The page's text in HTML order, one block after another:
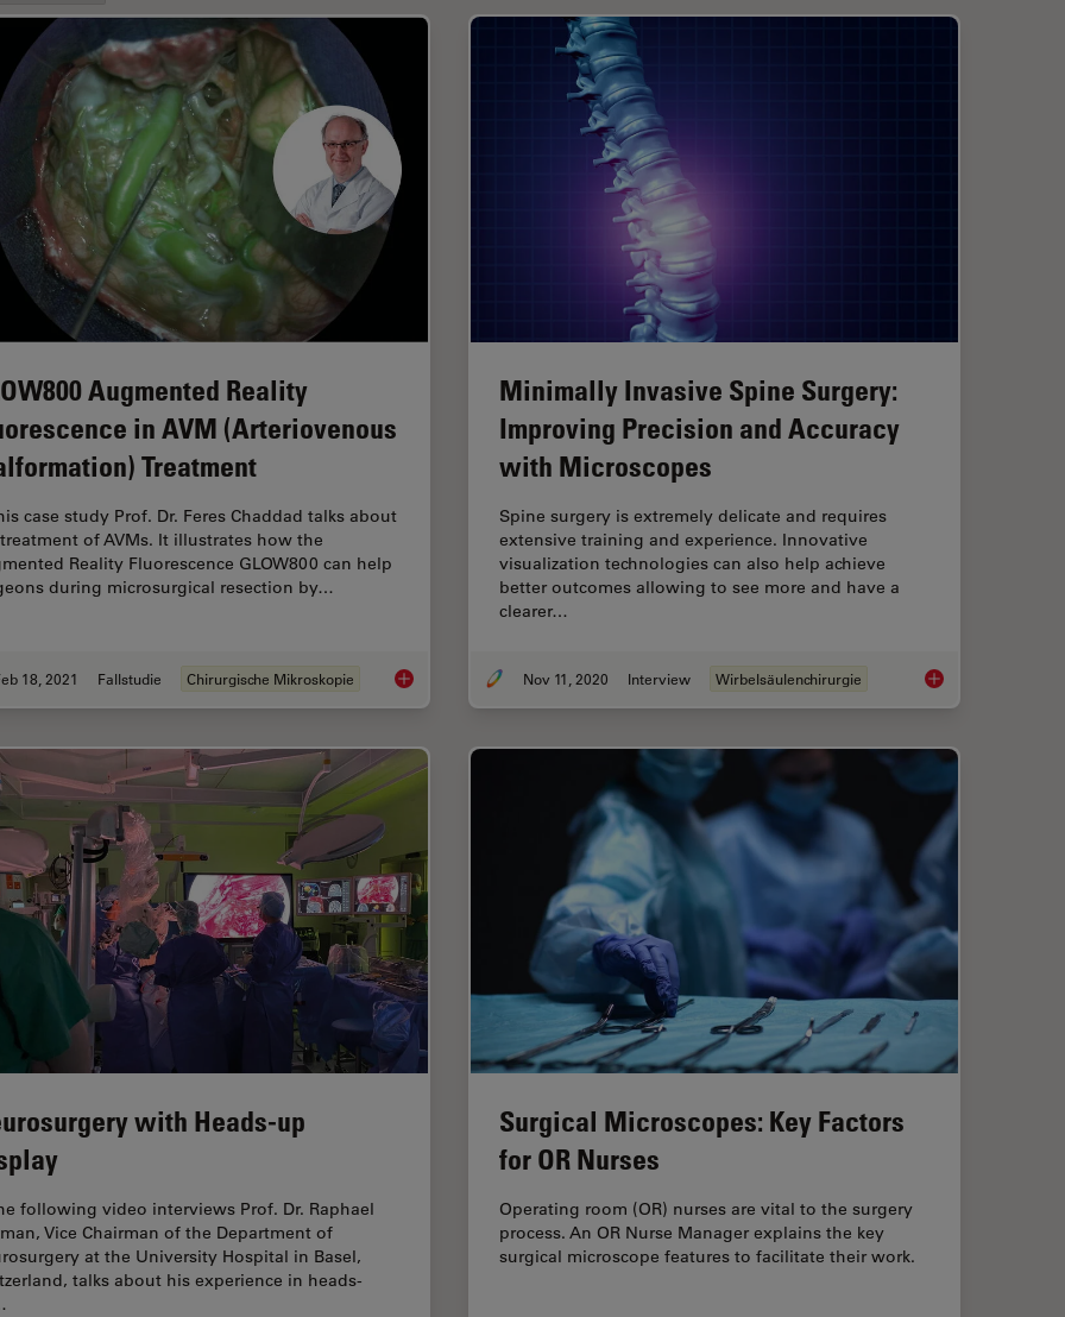
Augmented Reality
in AVM (Arteriovenous
Treatment
case study Prof. Dr. Feres Chaddad talks about
of AVMs. It illustrates how the
Reality Fluorescence GLOW800 can help
during microsurgical resection by…
18, 2021 Fallstudie Chirurgische Mikroskopie GLOW800 Augmented Reality Fluorescence in AVM (Arteriovenous Malformation) Treatment
Minimally Invasive Spine Surgery:
Improving Precision and Accuracy
with Microscopes
Spine surgery is extremely delicate and requires
extensive training and experience. Innovative
visualization technologies can also help achieve
better outcomes allowing to see more and have a
clearer…
Nov 11, 2020 Interview Wirbelsäulenchirurgie Minimally Invasive
with Heads-up
following video interviews Prof. Dr. Raphael
Vice Chairman of the Department of
at the University Hospital in Basel,
talks about his experience in heads-
Surgical Microscopes: Key Factors
for OR Nurses
Operating room (OR) nurses are vital to the surgery
process. An OR Nurse Manager explains the key
surgical microscope features to facilitate their work.